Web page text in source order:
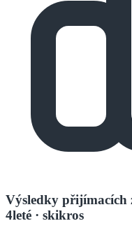
Výsledky přijímacích
4leté · skikros